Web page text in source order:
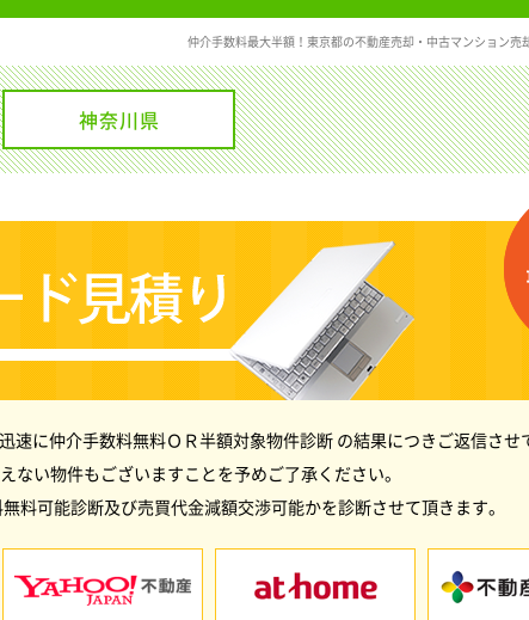
仲介手数料最大半額！東京都の不動産売却・中古マンション売
神奈川県
に仲介手数料無料ＯＲ半額対象物件診断 の結果につきご返信させ
い物件もございますことを予めご了承ください。
可能診断及び売買代金減額交渉可能かを診断させて頂きます。